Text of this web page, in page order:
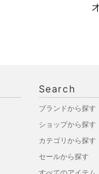
Search
ブランドから探す
ショップから探す
カテゴリから探す
セールから探す